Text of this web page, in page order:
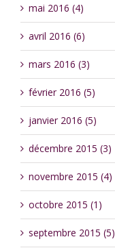
mai 2016 (4)
avril 2016 (6)
mars 2016 (3)
février 2016 (5)
janvier 2016 (5)
décembre 2015 (3)
novembre 2015 (4)
octobre 2015 (1)
septembre 2015 (5)